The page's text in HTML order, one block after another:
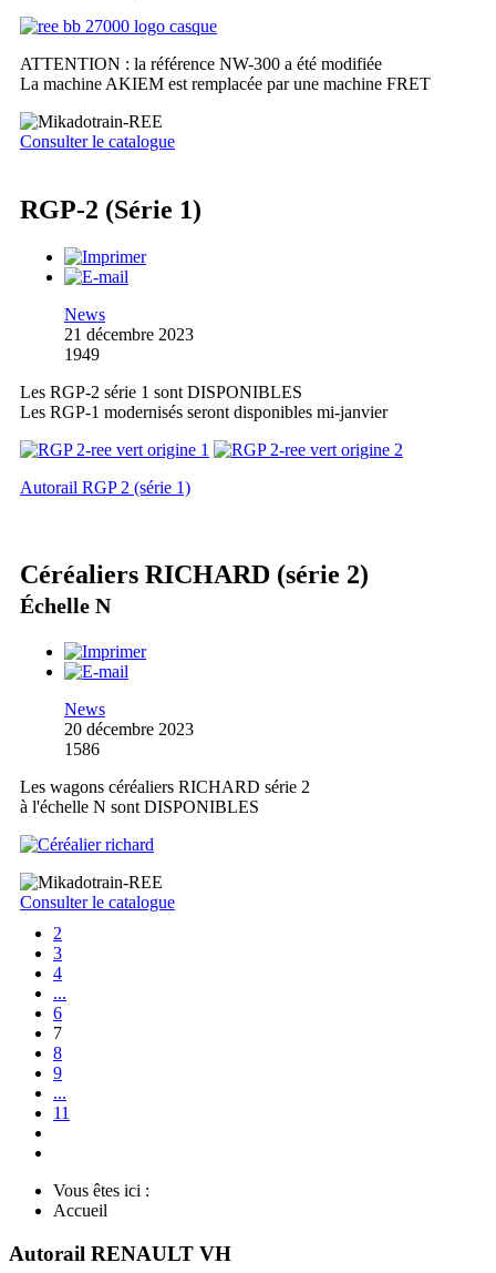
ATTENTION : la référence NW-300 a été modifiée
La machine AKIEM est remplacée par une machine FRET
Consulter le catalogue
RGP-2 (Série 1)
News
21 décembre 2023
1949
Les RGP-2 série 1 sont DISPONIBLES
Les RGP-1 modernisés seront disponibles mi-janvier
Autorail RGP 2 (série 1)
Céréaliers RICHARD (série 2)
Échelle N
News
20 décembre 2023
1586
Les wagons céréaliers RICHARD série 2
à l'échelle N sont DISPONIBLES
Consulter le catalogue
2
3
4
...
6
7
8
9
...
11
Vous êtes ici :
Accueil
Autorail RENAULT VH